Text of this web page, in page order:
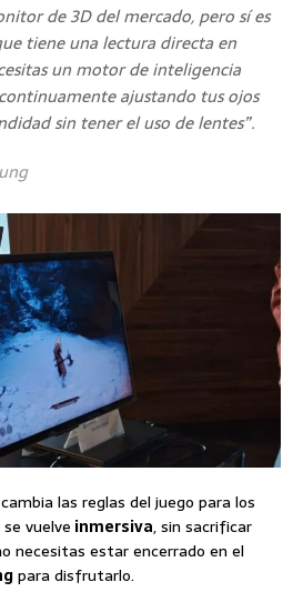
de 3D del mercado, pero sí es
tiene una lectura directa en
un motor de inteligencia
ajustando tus ojos
sin tener el uso de lentes”.
las reglas del juego para los
vuelve inmersiva, sin sacrificar
necesitas estar encerrado en el
para disfrutarlo.